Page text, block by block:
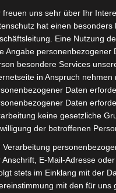
Schulfirewall
Webinaren ein.
freuen uns sehr über Ihr
hat einen
Eine Nutzung
Angabe
besondere Services
in Anspruch
Daten
Daten
keine gesetzliche
der betroffenen
Verarbeitung
Anschrift, E-Mail-Adresse
stets im Einklang mit der
mit den für uns